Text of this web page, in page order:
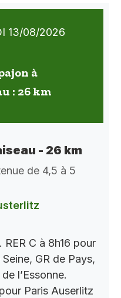
13/08/2026
à
: 26 km
- 26 km
de 4,5 à 5
C à 8h16 pour
GR de Pays,
l’Essonne.
Paris Auserlitz